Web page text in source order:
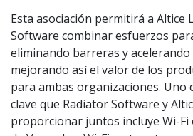
Esta asociación permitirá a Altice
Software combinar esfuerzos
eliminando barreras y
mejorando así el valor de los
para ambas organizaciones. Uno
clave que Radiator Software y
proporcionar juntos incluye Wi-Fi